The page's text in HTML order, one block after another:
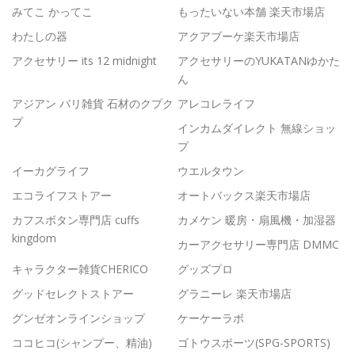
みてこ かってこ
もったいない本舗 楽天市場店
わたしの器
アクアブーケ楽天市場店
アクセサリー its 12 midnight
アクセサリーのYUKATANゆかた
ん
アジアン バリ雑貨 石材のクプク
プ
アレコレライフ
インカムダイレクト 無線ショッ
プ
イーカグライフ
ウエルタウン
エコライフストアー
オートバックス楽天市場店
カフスボタン専門店 cuffs
kingdom
カメケン 暖房・扇風機・加湿器
カーアクセサリー専門店 DMMC
キャラクター雑貨CHERICO
グッズプロ
グッドセレクトストアー
グラニーレ 楽天市場店
グンゼオンラインショップ
ケーケーラボ
ココヒコ(シャンプー、精油)
ゴトウスポーツ(SPG-SPORTS)